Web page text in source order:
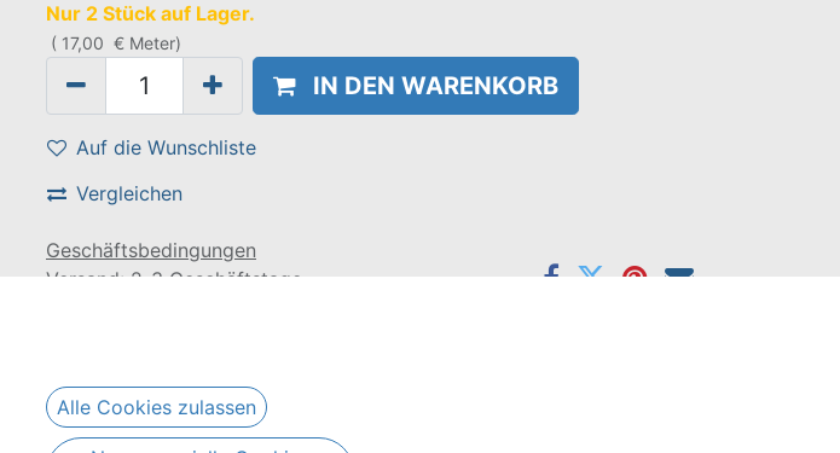
Nur 2 Stück auf Lager.
( 17,00 € Meter)
IN DEN WARENKORB
Auf die Wunschliste
Vergleichen
Geschäftsbedingungen
Versand: 2-3 Geschäftstage
aus 100% Baumwolle.
Alle Cookies zulassen